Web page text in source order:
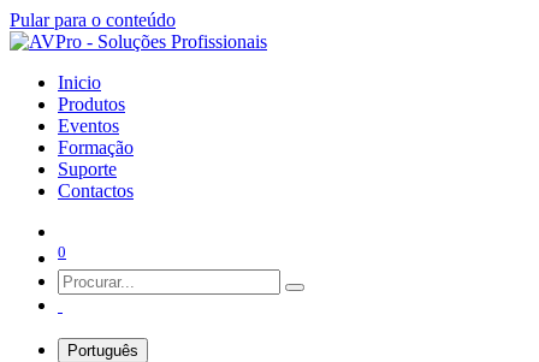
Pular para o conteúdo
Inicio
Produtos
Eventos
Formação
Suporte
Contactos
0
Português